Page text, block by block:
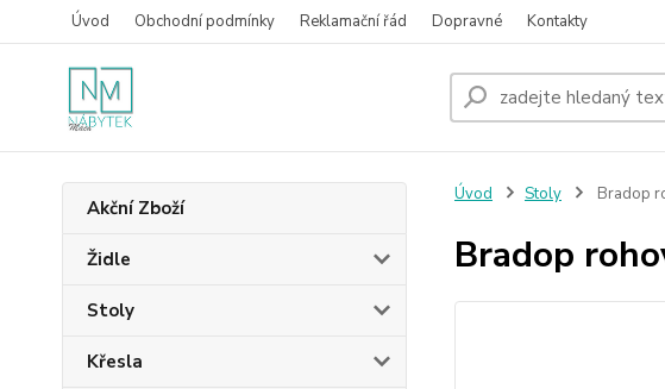
Úvod Obchodní podmínky Reklamační řád Dopravné Kontakty
Akční Zboží
Židle
Stoly
Křesla
Úvod Stoly Bradop
Bradop